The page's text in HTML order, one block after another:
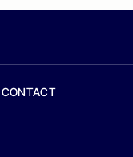
CONTACT